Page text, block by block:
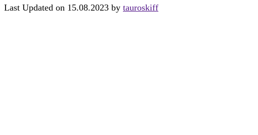
Last Updated on 15.08.2023 by tauroskiff